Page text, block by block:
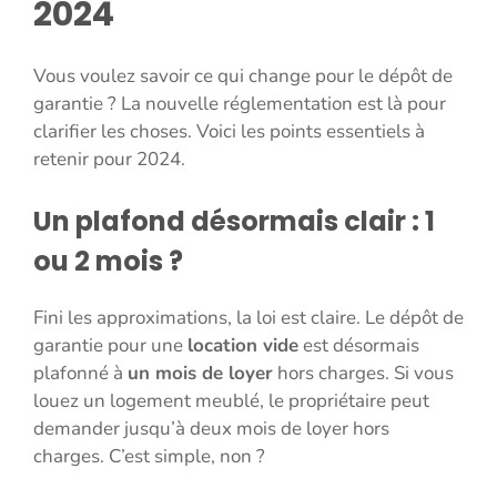
2024
Vous voulez savoir ce qui change pour le dépôt de
garantie ? La nouvelle réglementation est là pour
clarifier les choses. Voici les points essentiels à
retenir pour 2024.
Un plafond désormais clair : 1
ou 2 mois ?
Fini les approximations, la loi est claire. Le dépôt de
garantie pour une location videest désormais
plafonné à un mois de loyer hors charges. Si vous
louez un logement meublé, le propriétaire peut
demander jusqu’à deux mois de loyer hors
charges. C’est simple, non ?